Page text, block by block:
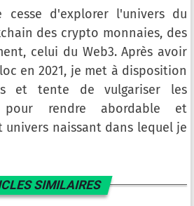
cesse d'explorer l'univers du
des crypto monnaies, des
celui du Web3. Après avoir
en 2021, je met à disposition
et tente de vulgariser les
pour rendre abordable et
univers naissant dans lequel je
SIMILAIRES